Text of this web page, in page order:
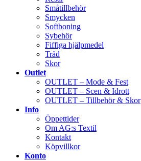
Småtillbehör
Smycken
Softboning
Sybehör
Fiffiga hjälpmedel
Tråd
Skor
Outlet
OUTLET – Mode & Fest
OUTLET – Scen & Idrott
OUTLET – Tillbehör & Skor
Info
Öppettider
Om AG:s Textil
Kontakt
Köpvillkor
Konto